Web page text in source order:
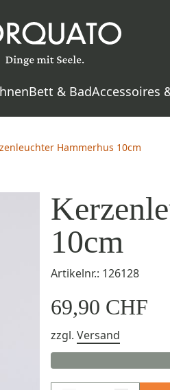
Bett & BadAccessoires
Hammerhus 10cm
10cm
Artikelnr.: 126128
69,90 CHF
zzgl. Versand